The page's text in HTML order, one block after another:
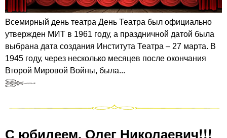
Всемирный день театра День Театра был официально
утвержден МИТ в 1961 году, а праздничной датой была
выбрана дата создания Института Театра – 27 марта. В
1945 году, через несколько месяцев после окончания
Второй Мировой Войны, была...
С юбилеем, Олег Николаевич!!!